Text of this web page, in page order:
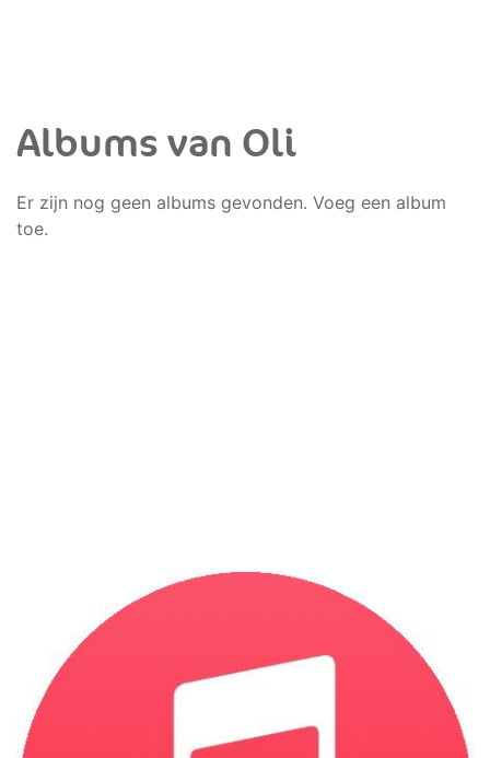
Albums van Oli
Er zijn nog geen albums gevonden. Voeg een album
toe.